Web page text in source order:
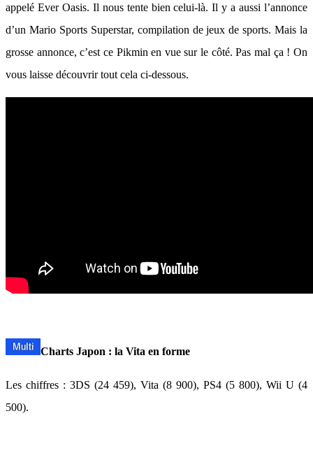
appelé Ever Oasis. Il nous tente bien celui-là. Il y a aussi l’annonce
d’un Mario Sports Superstar, compilation de jeux de sports. Mais la
grosse annonce, c’est ce Pikmin en vue sur le côté. Pas mal ça ! On
vous laisse découvrir tout cela ci-dessous.
Charts Japon : la Vita en forme
Les chiffres : 3DS (24 459), Vita (8 900), PS4 (5 800), Wii U (4
500).